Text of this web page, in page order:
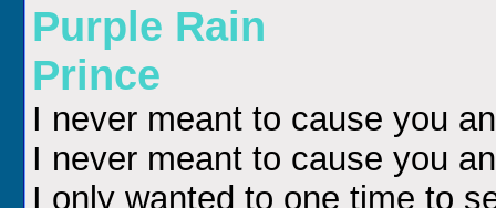
Purple Rain
Prince
I never meant to cause you
I never meant to cause you
I only wanted to one time to